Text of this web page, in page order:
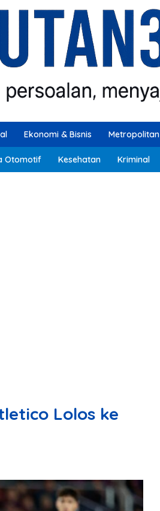
Ekonomi & Bisnis Metropolitan
Otomotif Kesehatan Kriminal
Lolos ke